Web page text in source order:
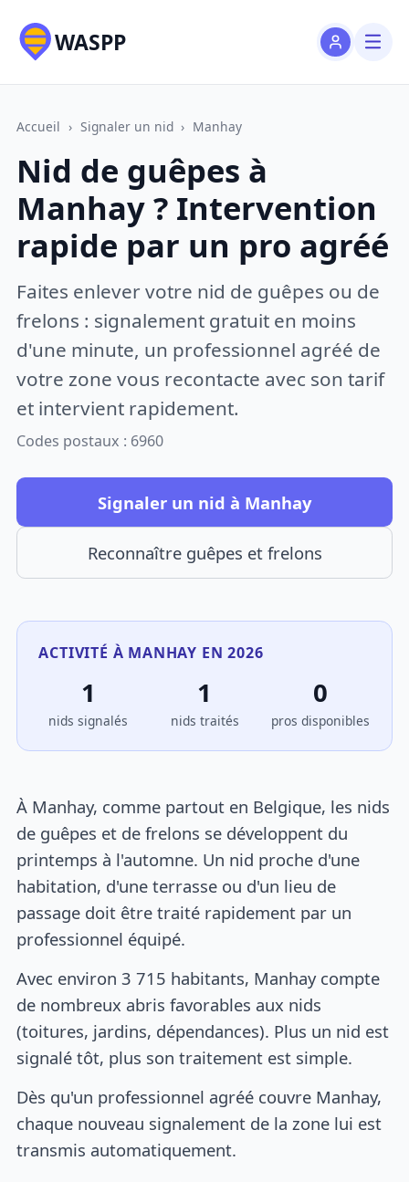
WASPP
Accueil › Signaler un nid › Manhay
Nid de guêpes à
Manhay ? Intervention
rapide par un pro agréé
Faites enlever votre nid de guêpes ou de
frelons : signalement gratuit en moins
d'une minute, un professionnel agréé de
votre zone vous recontacte avec son tarif
et intervient rapidement.
Codes postaux : 6960
Signaler un nid à Manhay
Reconnaître guêpes et frelons
ACTIVITÉ À MANHAY EN 2026
1
nids signalés
1
nids traités
0
pros disponibles
À Manhay, comme partout en Belgique, les nids
de guêpes et de frelons se développent du
printemps à l'automne. Un nid proche d'une
habitation, d'une terrasse ou d'un lieu de
passage doit être traité rapidement par un
professionnel équipé.
Avec environ 3 715 habitants, Manhay compte
de nombreux abris favorables aux nids
(toitures, jardins, dépendances). Plus un nid est
signalé tôt, plus son traitement est simple.
Dès qu'un professionnel agréé couvre Manhay,
chaque nouveau signalement de la zone lui est
transmis automatiquement.